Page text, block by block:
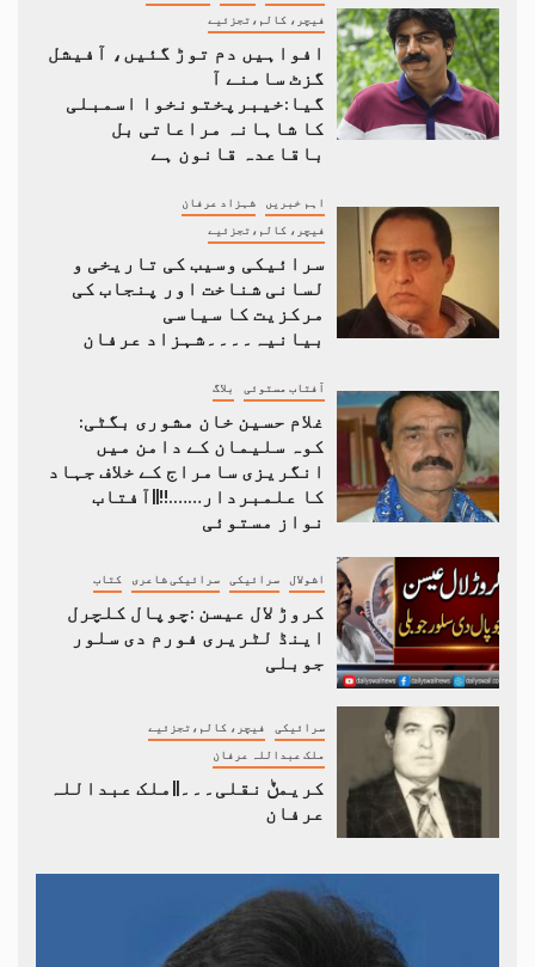
فیچر، کالم،تجزئیے
افواہیں دم توڑ گئیں، آفیشل
گزٹ سامنے آ
گیا:خیبرپختونخوا اسمبلی
کا شاہانہ مراعاتی بل
باقاعدہ قانون ہے
اہم خبریں شہزاد عرفان
فیچر، کالم،تجزئیے
سرائیکی وسیب کی تاریخی و
لسانی شناخت اور پنجاب کی
مرکزیت کا سیاسی
بیانیہ۔۔۔۔شہزاد عرفان
آفتاب مستوئی بلاگ
غلام حسین خان مشوری بگٹی:
کوہ سلیمان کے دامن میں
انگریزی سامراج کے خلاف جہاد
کا علمبردار…….!!||آفتاب
نواز مستوئی
اشولال سرائیکی سرائیکی شاعری کتاب
کروڑ لال عیسن :چوپال کلچرل
اینڈ لٹریری فورم دی سلور
جوبلی
سرائیکی فیچر، کالم،تجزئیے
ملک عبداللہ عرفان
کریمݨ نقلی۔۔۔||ملک عبداللہ
عرفان